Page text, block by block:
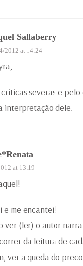
Sallaberry
2012 at 14:24
severas e
interpretação dele.
at 13:19
e me encantei!
ver (ler) o autor
da leitura de
ver a queda do